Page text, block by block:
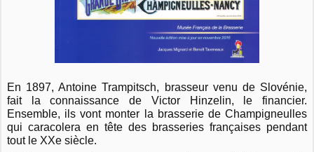
En 1897, Antoine Trampitsch, brasseur venu de Slovénie,
fait la connaissance de Victor Hinzelin, le financier.
Ensemble, ils vont monter la brasserie de Champigneulles
qui caracolera en tête des brasseries françaises pendant
tout le XXe siècle.